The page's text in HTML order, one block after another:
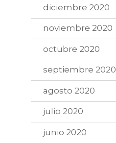
diciembre 2020
noviembre 2020
octubre 2020
septiembre 2020
agosto 2020
julio 2020
junio 2020